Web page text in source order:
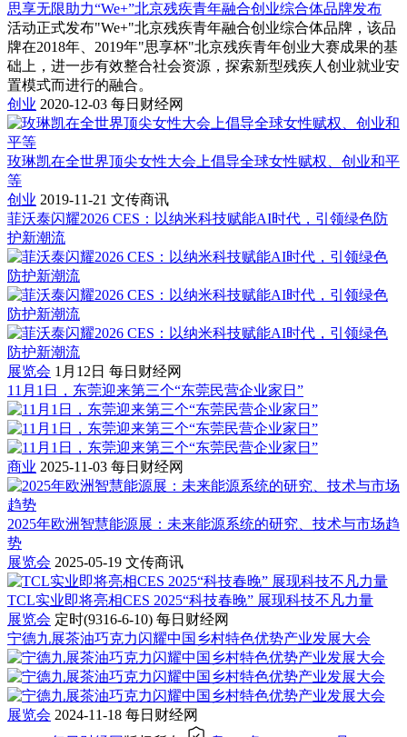
思享无限助力“We+”北京残疾青年融合创业综合体品牌发布
活动正式发布"We+"北京残疾青年融合创业综合体品牌，该品
牌在2018年、2019年"思享杯"北京残疾青年创业大赛成果的基
础上，进一步有效整合社会资源，探索新型残疾人创业就业安
置模式而进行的融合。
创业 2020-12-03 每日财经网
玫琳凯在全世界顶尖女性大会上倡导全球女性赋权、创业和平
等
创业 2019-11-21 文传商讯
菲沃泰闪耀2026 CES：以纳米科技赋能AI时代，引领绿色防
护新潮流
展览会 1月12日 每日财经网
11月1日，东莞迎来第三个“东莞民营企业家日”
商业 2025-11-03 每日财经网
2025年欧洲智慧能源展：未来能源系统的研究、技术与市场趋
势
展览会 2025-05-19 文传商讯
TCL实业即将亮相CES 2025“科技春晚” 展现科技不凡力量
展览会 定时(9316-6-10) 每日财经网
宁德九展茶油巧克力闪耀中国乡村特色优势产业发展大会
展览会 2024-11-18 每日财经网